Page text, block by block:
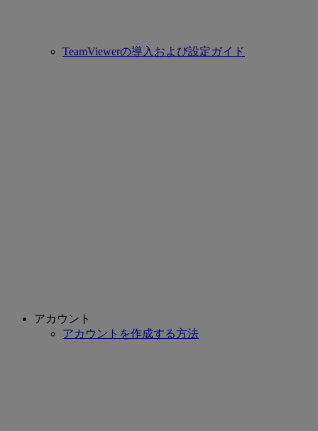
TeamViewerの導入および設定ガイド
アカウント
アカウントを作成する方法